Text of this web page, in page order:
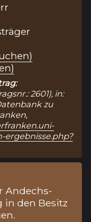
2601), in:
zu
Andechs-
in den Besitz